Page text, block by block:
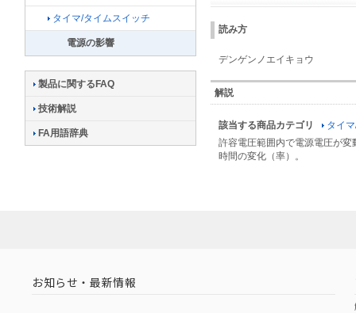
読み方
デンゲンノエイキョウ
解説
該当する商品カテゴリ
タイ
許容電圧範囲内で電源電圧が
時間の変化（率）。
タイマ/タイムスイッチ
電源の影響
製品に関するFAQ
技術解説
FA用語辞典
お知らせ・最新情報